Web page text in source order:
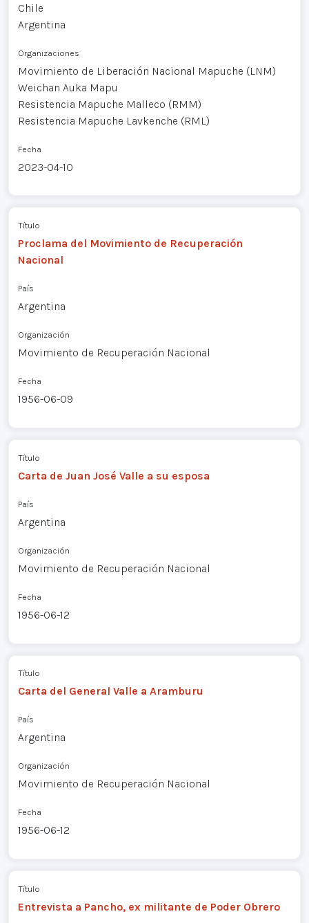
Chile
Argentina
Organizaciones
Movimiento de Liberación Nacional Mapuche (LNM)
Weichan Auka Mapu
Resistencia Mapuche Malleco (RMM)
Resistencia Mapuche Lavkenche (RML)
Fecha
2023-04-10
Título
Proclama del Movimiento de Recuperación
Nacional
País
Argentina
Organización
Movimiento de Recuperación Nacional
Fecha
1956-06-09
Título
Carta de Juan José Valle a su esposa
País
Argentina
Organización
Movimiento de Recuperación Nacional
Fecha
1956-06-12
Título
Carta del General Valle a Aramburu
País
Argentina
Organización
Movimiento de Recuperación Nacional
Fecha
1956-06-12
Título
Entrevista a Pancho, ex militante de Poder Obrero